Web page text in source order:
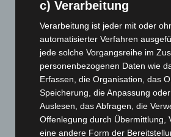
Mann läuft mit Hockeyschläger über
Zeugen
5. August 2026
Celle: Mensch stirbt bei Bagger-
c) Verarbeitung
Verarbeitung ist jeder mit oder
automatisierter Verfahren
jede solche Vorgangsreihe im
personenbezogenen Daten wie
Erfassen, die Organisation, das
Speicherung, die Anpassung
Auslesen, das Abfragen, die
Offenlegung durch Übermittlung,
eine andere Form der